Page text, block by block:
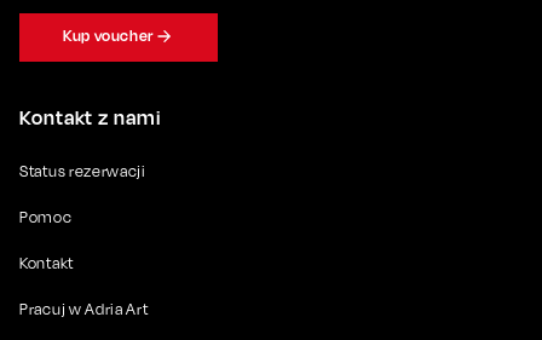
Kontakt z nami
Status rezerwacji
Pomoc
Kontakt
Pracuj w Adria Art
Kup voucher